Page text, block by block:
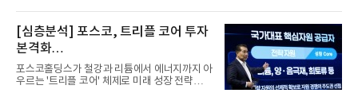
[심층분석] 포스코, 트리플 코어 투자
본격화
16조7천억원 투자 재원 마련 전략은?
포스코홀딩스가 철강과 리튬에서 에너지까지 아
우르는 '트리플 코어' 체제로 미래 성장 전략을